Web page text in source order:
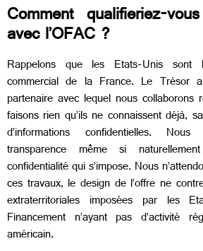
Comment qualifieriez-
avec l’OFAC ?
Rappelons que les Etats-Unis sont
commercial de la France. Le Trésor
partenaire avec lequel nous collaborons
faisons rien qu’ils ne connaissent déjà,
d’informations confidentielles.
transparence même si
confidentialité qui s’impose. Nous
ces travaux, le design de l’offre ne
extraterritoriales imposées par les
Financement n’ayant pas d’activité
américain.